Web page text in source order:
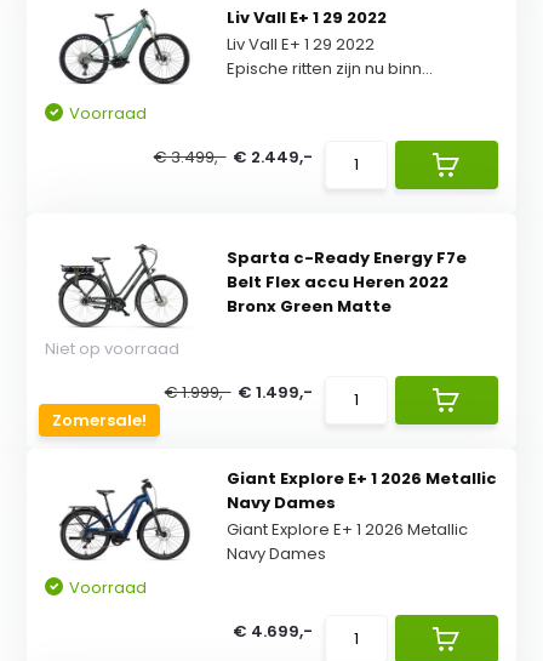
Liv Vall E+ 1 29 2022
Liv Vall E+ 1 29 2022
Epische ritten zijn nu binn...
Voorraad
€ 3.499,- € 2.449,-
Zomersale!
Sparta c-Ready Energy F7e
Belt Flex accu Heren 2022
Bronx Green Matte
Niet op voorraad
€ 1.999,- € 1.499,-
Giant Explore E+ 1 2026 Metallic
Navy Dames
Giant Explore E+ 1 2026 Metallic
Navy Dames
Voorraad
€ 4.699,-